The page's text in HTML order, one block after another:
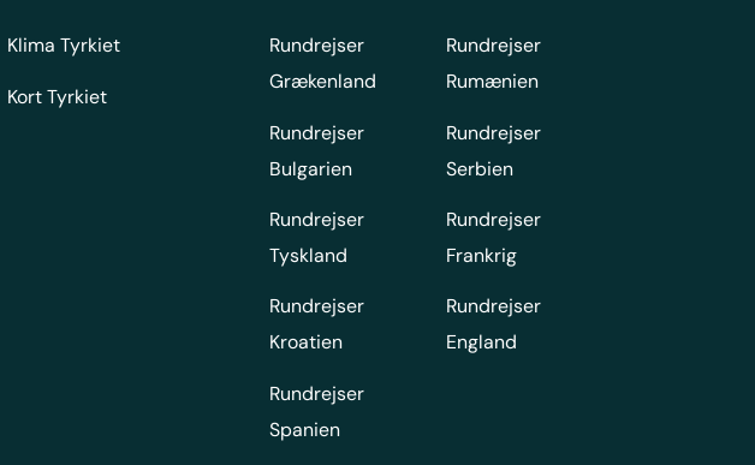
Klima Tyrkiet
Kort Tyrkiet
Rundrejser
Grækenland
Rundrejser
Bulgarien
Rundrejser
Tyskland
Rundrejser
Kroatien
Rundrejser
Spanien
Rundrejser
Rumænien
Rundrejser
Serbien
Rundrejser
Frankrig
Rundrejser
England